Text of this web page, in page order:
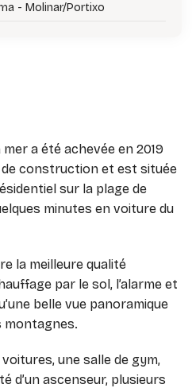
- Molinar/Portixo
a été achevée en 2019
construction et est située
sur la plage de
minutes en voiture du
la meilleure qualité
par le sol, l’alarme et
belle vue panoramique
montagnes.
une salle de gym,
d’un ascenseur, plusieurs